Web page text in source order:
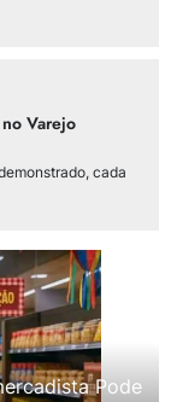
Varejo
cada
Pode